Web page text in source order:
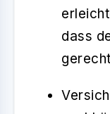
dass